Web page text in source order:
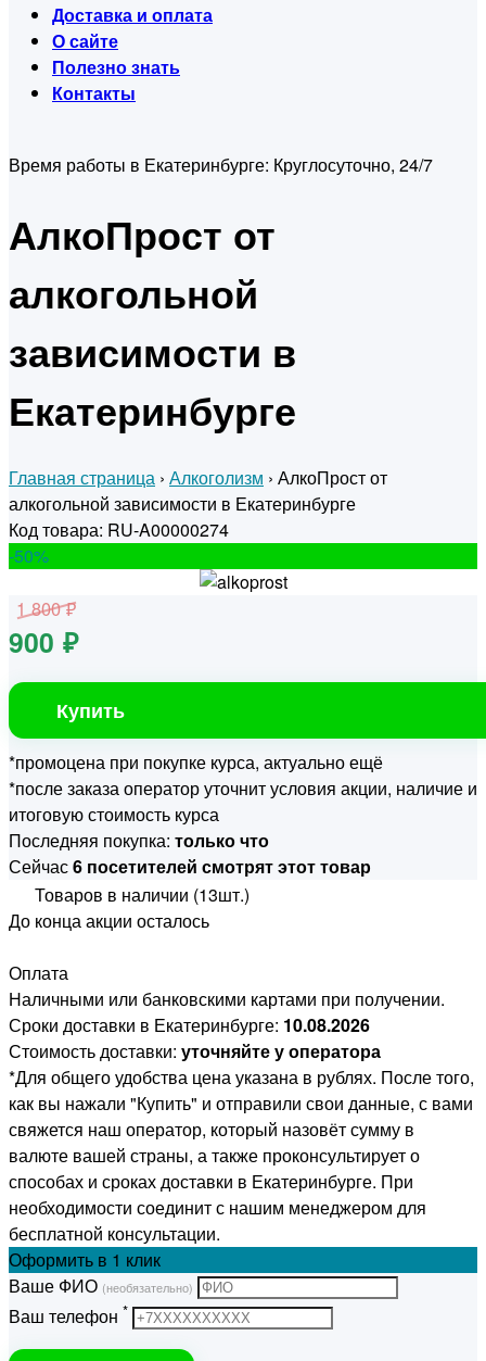
Доставка и оплата
О сайте
Полезно знать
Контакты
Время работы в Екатеринбурге: Круглосуточно, 24/7
АлкоПрост от
алкогольной
зависимости в
Екатеринбурге
Главная страница › Алкоголизм › АлкоПрост от
алкогольной зависимости в Екатеринбурге
Код товара: RU-A00000274
-50%
1 800 ₽
900 ₽
Купить
*промоцена при покупке курса, актуально ещё
*после заказа оператор уточнит условия акции, наличие и
итоговую стоимость курса
Последняя покупка: только что
Сейчас6 посетителей смотрят этот товар
Товаров в наличии (13шт.)
До конца акции осталось
Оплата
Наличными или банковскими картами при получении.
Сроки доставки в Екатеринбурге: 10.08.2026
Стоимость доставки: уточняйте у оператора
*Для общего удобства цена указана в рублях. После того,
как вы нажали "Купить" и отправили свои данные, с вами
свяжется наш оператор, который назовёт сумму в
валюте вашей страны, а также проконсультирует о
способах и сроках доставки в Екатеринбурге. При
необходимости соединит с нашим менеджером для
бесплатной консультации.
Оформить в 1 клик
Ваше ФИО (необязательно)
Ваш телефон *